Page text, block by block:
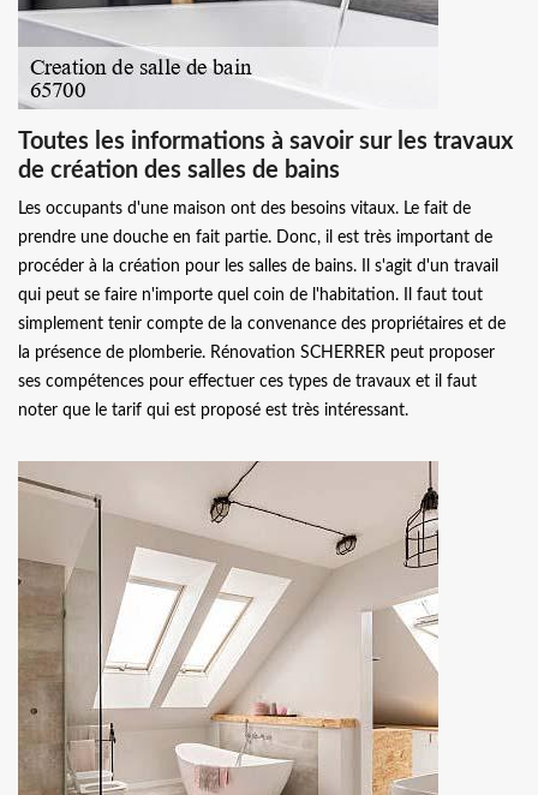
Toutes les informations à savoir sur les travaux
de création des salles de bains
Les occupants d'une maison ont des besoins vitaux. Le fait de
prendre une douche en fait partie. Donc, il est très important de
procéder à la création pour les salles de bains. Il s'agit d'un travail
qui peut se faire n'importe quel coin de l'habitation. Il faut tout
simplement tenir compte de la convenance des propriétaires et de
la présence de plomberie. Rénovation SCHERRER peut proposer
ses compétences pour effectuer ces types de travaux et il faut
noter que le tarif qui est proposé est très intéressant.